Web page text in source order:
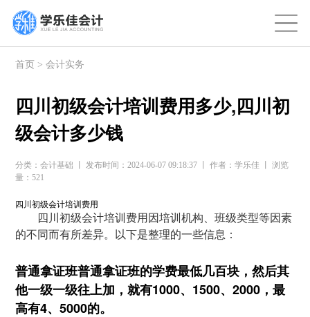
首页 >会计实务
四川初级会计培训费用多少,四川初
级会计多少钱
分类：会计基础 丨 发布时间：2024-06-07 09:18:37 丨 作者：学乐佳 丨 浏览
量：521
四川初级会计培训费用
四川初级会计培训费用因培训机构、班级类型等因素
的不同而有所差异。以下是整理的一些信息：
普通拿证班普通拿证班的学费最低几百块，然后其
他一级一级往上加，就有1000、1500、2000，最
高有4、5000的。